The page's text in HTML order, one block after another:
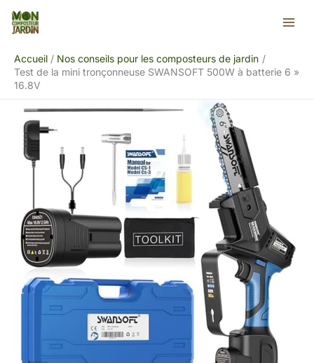
Aller
Accueil
Nos conseils pour les composteurs de jardin
Test de la mini tronçonneuse SWANSOFT 500W à batterie 6 »
16.8V
Rechercher